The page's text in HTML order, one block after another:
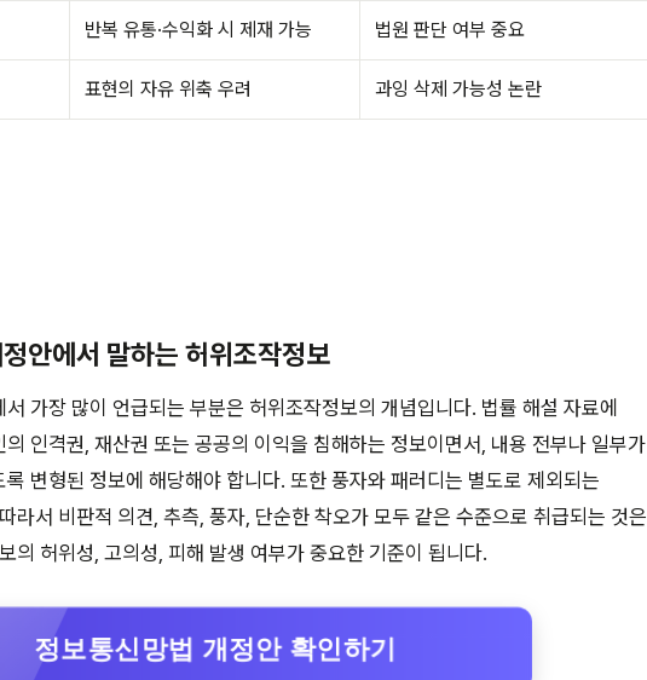
반복 유통·수익화 시 제재 가능 법원 판단 여부 중요
표현의 자유 위축 우려 과잉 삭제 가능성 논란
안에서 말하는 허위조작정보
서 가장 많이 언급되는 부분은 허위조작정보의 개념입니다. 법률 해설 자료에
인격권, 재산권 또는 공공의 이익을 침해하는 정보이면서, 내용 전부나 일부가
변형된 정보에 해당해야 합니다. 또한 풍자와 패러디는 별도로 제외되는
라서 비판적 의견, 추측, 풍자, 단순한 착오가 모두 같은 수준으로 취급되는 것은
의 허위성, 고의성, 피해 발생 여부가 중요한 기준이 됩니다.
정보통신망법 개정안 확인하기